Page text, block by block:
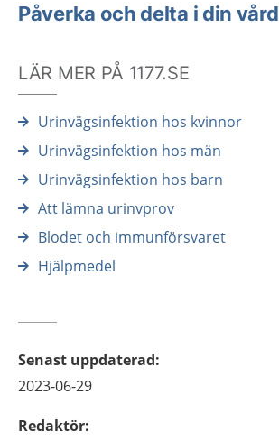
Påverka och delta i din vård
LÄR MER PÅ 1177.SE
Urinvägsinfektion hos kvinnor
Urinvägsinfektion hos män
Urinvägsinfektion hos barn
Att lämna urinvprov
Blodet och immunförsvaret
Hjälpmedel
Senast uppdaterad:
2023-06-29
Redaktör: